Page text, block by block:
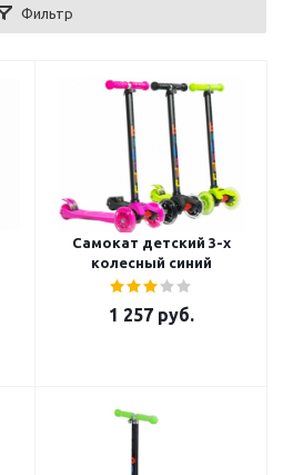
Фильтр
Самокат детский 3-х
колесный синий
1 257 руб.